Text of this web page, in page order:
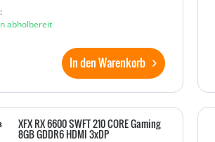
abholbereit
In den Warenkorb
XFX RX 6600 SWFT 210 CORE Gaming
8GB GDDR6 HDMI 3xDP